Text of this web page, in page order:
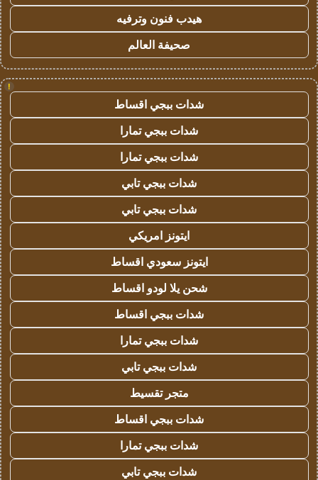
هيدب فنون وترفيه
صحيفة العالم
!
شدات ببجي اقساط
شدات ببجي تمارا
شدات ببجي تمارا
شدات ببجي تابي
شدات ببجي تابي
ايتونز امريكي
ايتونز سعودي اقساط
شحن يلا لودو اقساط
شدات ببجي اقساط
شدات ببجي تمارا
شدات ببجي تابي
متجر تقسيط
شدات ببجي اقساط
شدات ببجي تمارا
شدات ببجي تابي